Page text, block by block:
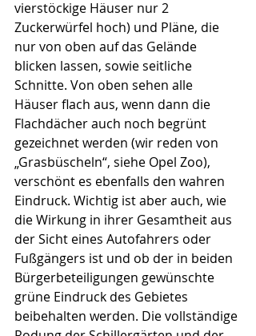
vierstöckige Häuser nur 2
Zuckerwürfel hoch) und Pläne, die
nur von oben auf das Gelände
blicken lassen, sowie seitliche
Schnitte. Von oben sehen alle
Häuser flach aus, wenn dann die
Flachdächer auch noch begrünt
gezeichnet werden (wir reden von
„Grasbüscheln“, siehe Opel Zoo),
verschönt es ebenfalls den wahren
Eindruck. Wichtig ist aber auch, wie
die Wirkung in ihrer Gesamtheit aus
der Sicht eines Autofahrers oder
Fußgängers ist und ob der in beiden
Bürgerbeteiligungen gewünschte
grüne Eindruck des Gebietes
beibehalten werden. Die vollständige